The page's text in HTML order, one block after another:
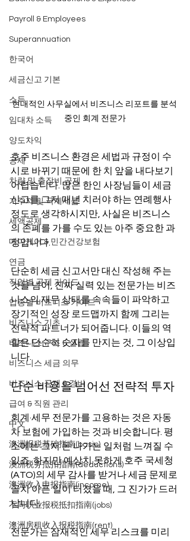
Payroll & Employees
Superannuation
한국어
세금신고 기본
소득
임대차 소득
양도차익
공제
차량 및 출장비 공제
거주자 및 국제세금
세액공제
메디케어 & 민간건강보험
연금
직업별 공제 가이드
업종별 비즈니스 가이드
비즈니스 기초
비즈니스 구조 & 설립
비즈니스 세금 의무
비즈니스 공제 & 경비
급여 & 직원 관리
中文
澳洲报税基础指南(basic)
澳洲税务抵扣指南(deductions)
澳洲收入申报指南(income)
不同职业报税抵扣指南(jobs)
澳洲房租收入报税指南(rent)
현대적인 사무실에서 비즈니스 리포트를 분석
중인 회계 전문가
호주 비즈니스 환경은 세법과 규정이 수
시로 바뀌기 때문에 한 치 앞을 내다보기
어렵습니다. 많은 한인 사장님들이 세금
신고를 그저 매년 치러야 하는 연례행사
정도로 생각하시지만, 사실은 비즈니스
의 존폐를 가를 수도 있는 아주 중요한 과
정입니다.
단순히 세금 신고서만 대신 작성해 주는
것을 넘어, 진짜 실력 있는 전문가는 비즈
니스의 재무 상태를 속속들이 파악하고
장기적인 성장 로드맵까지 함께 그리는
전략적 파트너가 되어줍니다. 이들의 역
할은 단순히 숫자를 만지는 것, 그 이상입
니다.
단순 비용을 넘어선 전략적 투자
회계·세무 전문가를 고용하는 것은 자동
차 보험에 가입하는 것과 비슷합니다. 평
소에는 그저 돈 나가는 일처럼 느껴질 수
있죠. 하지만 예상치 못하게 호주 국세청
(ATO)의 세무 감사를 받거나 세금 문제로
골치 아픈 일이 터졌을 때, 그 진가가 드러
납니다.
전문가는 잠재적인 세무 리스크를 미리